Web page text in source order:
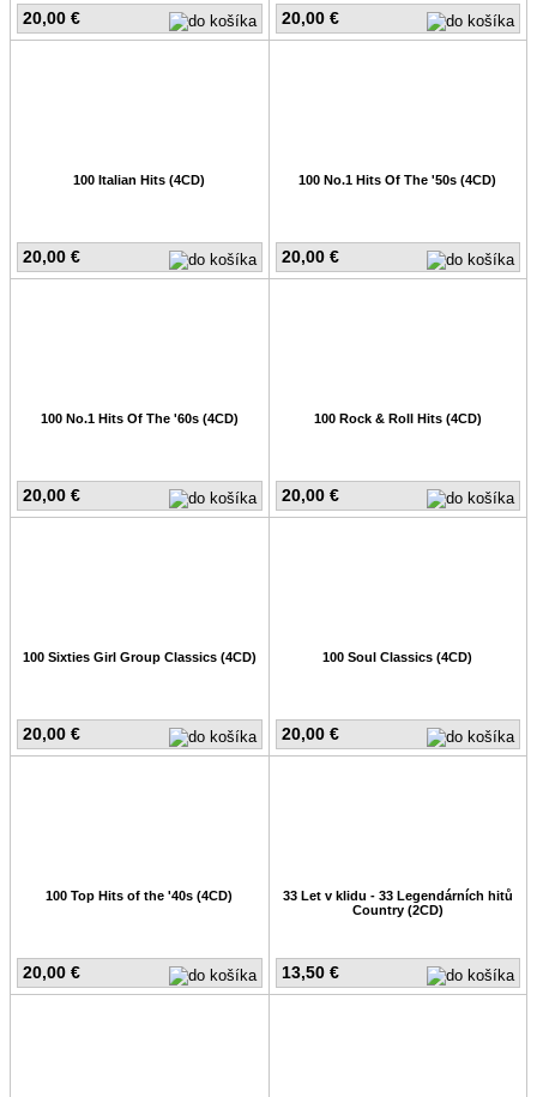
20,00 € 20,00 €
20,00 €
100 Italian Hits (4CD)
20,00 €
100 No.1 Hits Of The '50s (4CD)
20,00 €
100 No.1 Hits Of The '60s (4CD)
20,00 €
100 Rock & Roll Hits (4CD)
20,00 €
100 Sixties Girl Group Classics (4CD)
20,00 €
100 Soul Classics (4CD)
20,00 €
100 Top Hits of the '40s (4CD)
13,50 €
33 Let v klidu - 33 Legendárních hitů
Country (2CD)